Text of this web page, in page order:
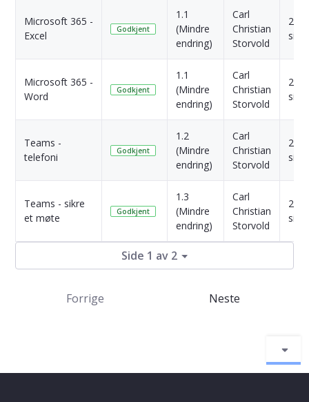
Microsoft 365 -
Excel
Godkjent
1.1
(Mindre
endring)
Carl
Christian
Storvold
2 År
Microsoft 365 -
Word
Godkjent
1.1
(Mindre
endring)
Carl
Christian
Storvold
2 År
Teams -
telefoni
Godkjent
1.2
(Mindre
endring)
Carl
Christian
Storvold
2 År
Teams - sikre
et møte
Godkjent
1.3
(Mindre
endring)
Carl
Christian
Storvold
2 År
Side 1 av 2
Forrige Neste